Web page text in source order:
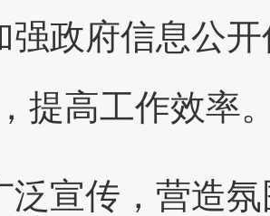
强政府信息公
提高工作效率
泛宣传，营造